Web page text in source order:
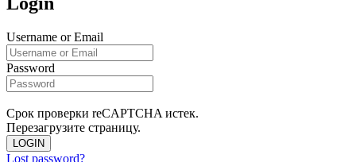
Username or Email
Password
Срок проверки reCAPTCHA истек.
Перезагрузите страницу.
LOGIN
Lost password?